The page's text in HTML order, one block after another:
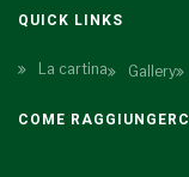
QUICK LINKS
La cartina Gallery
COME RAGGIUNGERCI